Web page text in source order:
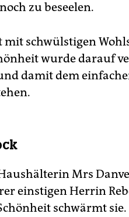
zu beseelen.
mit schwülstigen
wurde darauf
damit dem
Mrs
einstigen Herrin
schwärmt sie.